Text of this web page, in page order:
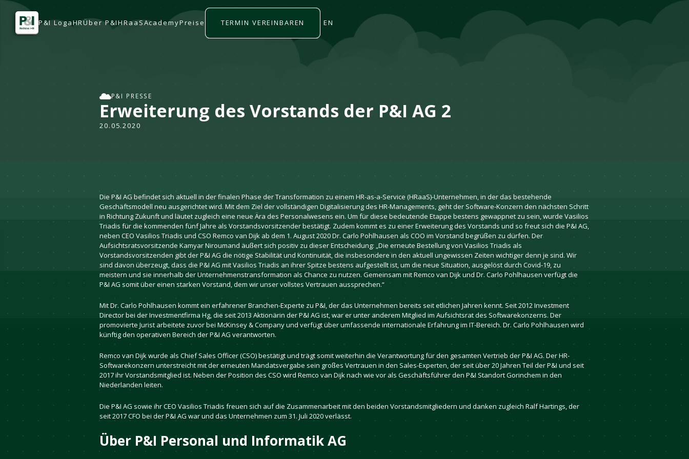
P&I LogaHRÜber P&IHRaaSAcademyPreise TERMIN VEREINBAREN EN
P&I PRESSE
Erweiterung des Vorstands der P&I AG 2
20.05.2020
Die P&I AG befindet sich aktuell in der finalen Phase der Transformation zu einem HR-as-a-Service (HRaaS)-Unternehmen, in der das bestehende
Geschäftsmodell neu ausgerichtet wird. Mit dem Ziel der vollständigen Digitalisierung des HR-Managements, geht der Software-Konzern den nächsten Schritt
in Richtung Zukunft und läutet zugleich eine neue Ära des Personalwesens ein. Um für diese bedeutende Etappe bestens gewappnet zu sein, wurde Vasilios
Triadis für die kommenden fünf Jahre als Vorstandsvorsitzender bestätigt. Zudem kommt es zu einer Erweiterung des Vorstands und so freut sich die P&I AG,
neben CEO Vasilios Triadis und CSO Remco van Dijk ab dem 1. August 2020 Dr. Carlo Pohlhausen als COO im Vorstand begrüßen zu dürfen. Der
Aufsichtsratsvorsitzende Kamyar Niroumand äußert sich positiv zu dieser Entscheidung: „Die erneute Bestellung von Vasilios Triadis als
Vorstandsvorsitzenden gibt der P&I AG die nötige Stabilität und Kontinuität, die insbesondere in den aktuell ungewissen Zeiten wichtiger denn je sind. Wir
sind davon überzeugt, dass die P&I AG mit Vasilios Triadis an ihrer Spitze bestens aufgestellt ist, um die neue Situation, ausgelöst durch Covid-19, zu
meistern und sie innerhalb der Unternehmenstransformation als Chance zu nutzen. Gemeinsam mit Remco van Dijk und Dr. Carlo Pohlhausen verfügt die
P&I AG somit über einen starken Vorstand, dem wir unser vollstes Vertrauen aussprechen.“
Mit Dr. Carlo Pohlhausen kommt ein erfahrener Branchen-Experte zu P&I, der das Unternehmen bereits seit etlichen Jahren kennt. Seit 2012 Investment
Director bei der Investmentfirma Hg, die seit 2013 Aktionärin der P&I AG ist, war er unter anderem Mitglied im Aufsichtsrat des Softwarekonzerns. Der
promovierte Jurist arbeitete zuvor bei McKinsey & Company und verfügt über umfassende internationale Erfahrung im IT-Bereich. Dr. Carlo Pohlhausen wird
künftig den operativen Bereich der P&I AG verantworten.
Remco van Dijk wurde als Chief Sales Officer (CSO) bestätigt und trägt somit weiterhin die Verantwortung für den gesamten Vertrieb der P&I AG. Der HR-
Softwarekonzern unterstreicht mit der erneuten Mandatsvergabe sein großes Vertrauen in den Sales-Experten, der seit über 20 Jahren Teil der P&I und seit
2017 ihr Vorstandsmitglied ist. Neben der Position des CSO wird Remco van Dijk nach wie vor als Geschäftsführer den P&I Standort Gorinchem in den
Niederlanden leiten.
Die P&I AG sowie ihr CEO Vasilios Triadis freuen sich auf die Zusammenarbeit mit den beiden Vorstandsmitgliedern und danken zugleich Ralf Hartings, der
seit 2017 CFO bei der P&I AG war und das Unternehmen zum 31. Juli 2020 verlässt.
Über P&I Personal und Informatik AG